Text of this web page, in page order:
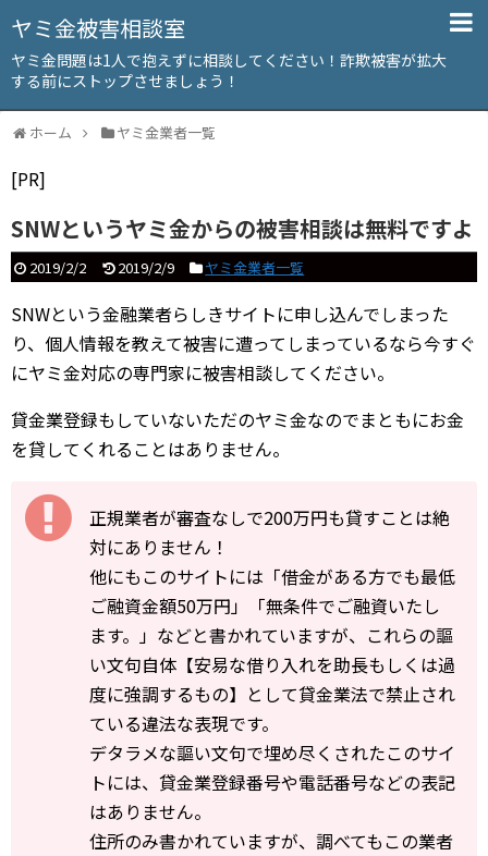
ヤミ金被害相談室
ヤミ金問題は1人で抱えずに相談してください！詐欺被害が拡大
する前にストップさせましょう！
ホーム ヤミ金業者一覧
[PR]
SNWというヤミ金からの被害相談は無料ですよ
2019/2/2 2019/2/9 ヤミ金業者一覧
SNWという金融業者らしきサイトに申し込んでしまった
り、個人情報を教えて被害に遭ってしまっているなら今すぐ
にヤミ金対応の専門家に被害相談してください。
貸金業登録もしていないただのヤミ金なのでまともにお金
を貸してくれることはありません。
正規業者が審査なしで200万円も貸すことは絶
対にありません！
他にもこのサイトには「借金がある方でも最低
ご融資金額50万円」「無条件でご融資いたし
ます。」などと書かれていますが、これらの謳
い文句自体【安易な借り入れを助長もしくは過
度に強調するもの】として貸金業法で禁止され
ている違法な表現です。
デタラメな謳い文句で埋め尽くされたこのサイ
トには、貸金業登録番号や電話番号などの表記
はありません。
住所のみ書かれていますが、調べてもこの業者